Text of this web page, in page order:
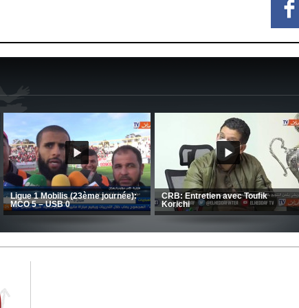
CSC: La préparation des hommes
d’Amrani se poursuit en Tunisie
MCA: Kaci-Saïd évoque le large
succès du Mouloudia face au FC
MFM